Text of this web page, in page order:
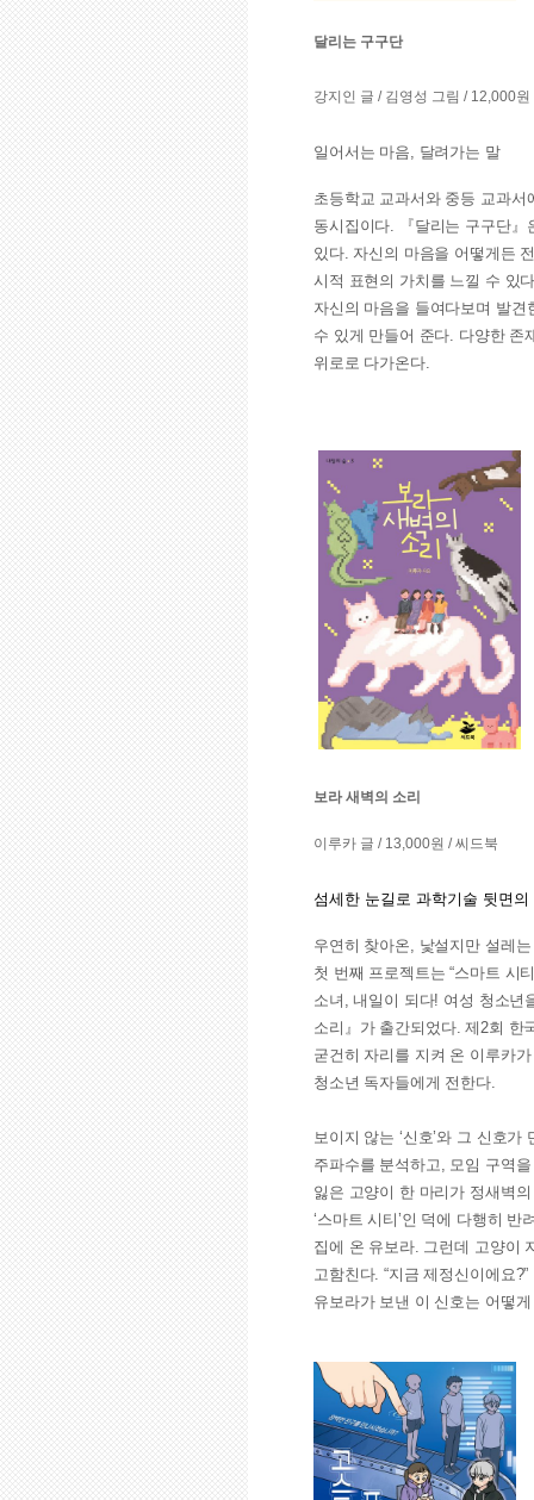
달리는 구구단
강지인 글 / 김영성 그림 / 12,000원
일어서는 마음, 달려가는 말
초등학교 교과서와 중등 교과
동시집이다. 『달리는 구구단
있다. 자신의 마음을 어떻게든
시적 표현의 가치를 느낄 수 있
자신의 마음을 들여다보며 발
수 있게 만들어 준다. 다양한 존
위로로 다가온다.
보라 새벽의 소리
이루카 글 / 13,000원 / 씨드북
섬세한 눈길로 과학기술 뒷면
우연히 찾아온, 낯설지만 설레는
첫 번째 프로젝트는 “스마트 시
소녀, 내일이 되다! 여성 청소년
소리』가 출간되었다. 제2회 한
굳건히 자리를 지켜 온 이루카
청소년 독자들에게 전한다.
보이지 않는 ‘신호’와 그 신호
주파수를 분석하고, 모임 구역
잃은 고양이 한 마리가 정새벽
‘스마트 시티’인 덕에 다행히
집에 온 유보라. 그런데 고양이
고함친다. “지금 제정신이에요?”
유보라가 보낸 이 신호는 어떻